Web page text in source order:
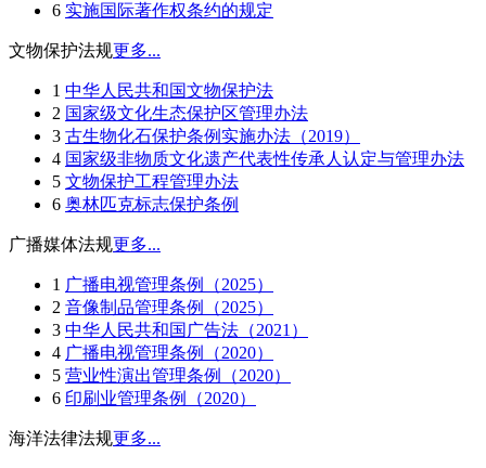
6 实施国际著作权条约的规定
文物保护法规更多...
1 中华人民共和国文物保护法
2 国家级文化生态保护区管理办法
3 古生物化石保护条例实施办法（2019）
4 国家级非物质文化遗产代表性传承人认定与管理办法
5 文物保护工程管理办法
6 奥林匹克标志保护条例
广播媒体法规更多...
1 广播电视管理条例（2025）
2 音像制品管理条例（2025）
3 中华人民共和国广告法（2021）
4 广播电视管理条例（2020）
5 营业性演出管理条例（2020）
6 印刷业管理条例（2020）
海洋法律法规更多...